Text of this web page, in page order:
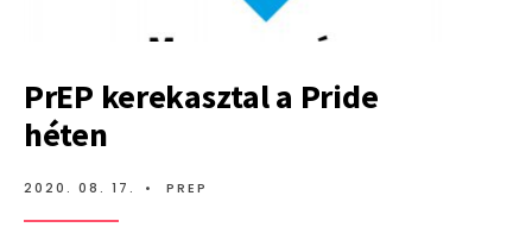
PrEP kerekasztal a Pride
héten
2020. 08. 17. • PREP